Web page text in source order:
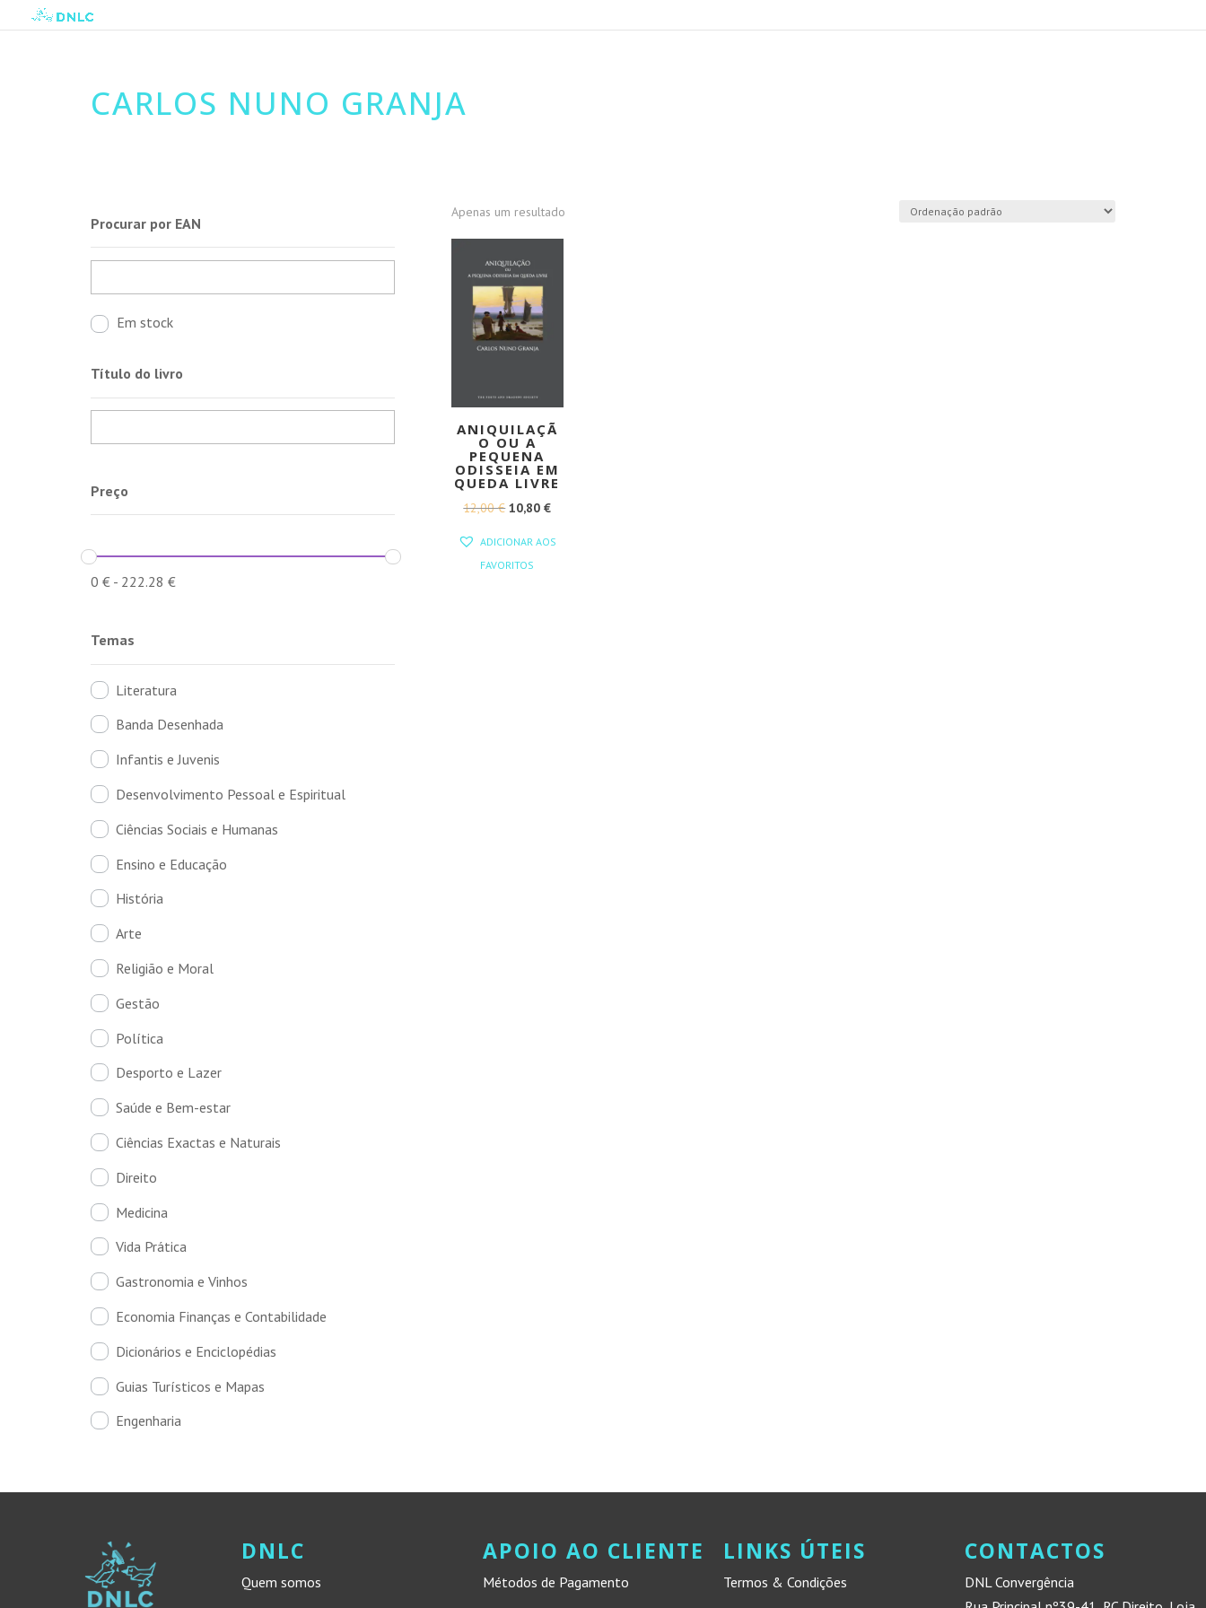
CARLOS NUNO GRANJA
Procurar por EAN
Em stock
Título do livro
Preço
0 €- 222.28 €
Temas
Literatura
Banda Desenhada
Infantis e Juvenis
Desenvolvimento Pessoal e Espiritual
Ciências Sociais e Humanas
Ensino e Educação
História
Arte
Religião e Moral
Gestão
Política
Desporto e Lazer
Saúde e Bem-estar
Ciências Exactas e Naturais
Direito
Medicina
Vida Prática
Gastronomia e Vinhos
Economia Finanças e Contabilidade
Dicionários e Enciclopédias
Guias Turísticos e Mapas
Engenharia
Apenas um resultado
ANIQUILAÇÃ
O OU A
PEQUENA
ODISSEIA EM
QUEDA LIVRE
12,00€ O
10,80€O
ADICIONAR AOS
FAVORITOS
DNLC
Quem somos
APOIO AO CLIENTE
Métodos de Pagamento
LINKS ÚTEIS
Termos & Condições
CONTACTOS
DNL Convergência